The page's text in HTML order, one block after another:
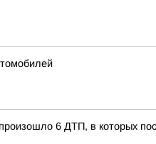
6 ДТП, в которых